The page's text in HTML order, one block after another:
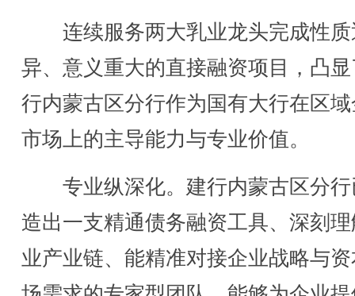
连续服务两大乳业龙头完成性质
异、意义重大的直接融资项目，凸
行内蒙古区分行作为国有大行在区
市场上的主导能力与专业价值。
专业纵深化。建行内蒙古区分行
造出一支精通债务融资工具、深刻
业产业链、能精准对接企业战略与